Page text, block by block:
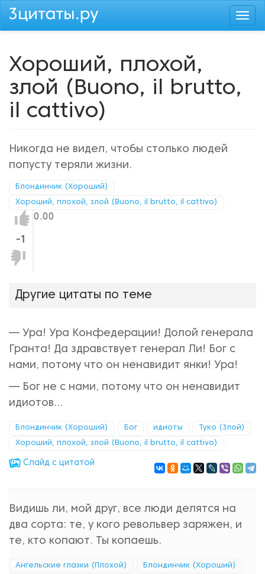
Перейти
Хороший, плохой,
злой (Buono, il brutto,
il cattivo)
Никогда не видел, чтобы столько людей
попусту теряли жизни.
Блондинчик (Хороший)
Хороший, плохой, злой (Buono, il brutto, il cattivo)
Нравится!
-1
Не
нравится!
0.00
Другие цитаты по теме
— Ура! Ура Конфедерации! Долой генерала
Гранта! Да здравствует генерал Ли! Бог с
нами, потому что он ненавидит янки! Ура!
— Бог не с нами, потому что он ненавидит
идиотов...
Блондинчик (Хороший) Бог идиоты Туко (Злой)
Хороший, плохой, злой (Buono, il brutto, il cattivo)
Cлайд с цитатой
Видишь ли, мой друг, все люди делятся на
два сорта: те, у кого револьвер заряжен, и
те, кто копают. Ты копаешь.
Ангельские глазки (Плохой) Блондинчик (Хороший)